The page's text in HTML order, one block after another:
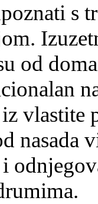
s
od
vlastite
nasada